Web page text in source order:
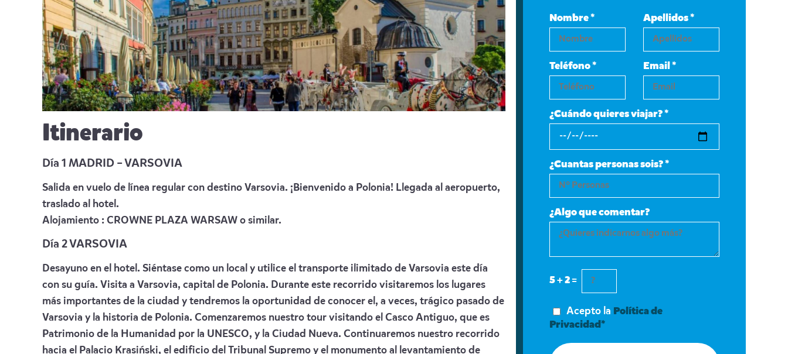
Itinerario
Día 1 MADRID – VARSOVIA
Salida en vuelo de línea regular con destino Varsovia. ¡Bienvenido a Polonia! Llegada al aeropuerto,
traslado al hotel.
Alojamiento : CROWNE PLAZA WARSAW o similar.
Día 2 VARSOVIA
Desayuno en el hotel. Siéntase como un local y utilice el transporte ilimitado de Varsovia este día
con su guía. Visita a Varsovia, capital de Polonia. Durante este recorrido visitaremos los lugares
más importantes de la ciudad y tendremos la oportunidad de conocer el, a veces, trágico pasado de
Varsovia y la historia de Polonia. Comenzaremos nuestro tour visitando el Casco Antiguo, que es
Patrimonio de la Humanidad por la UNESCO, y la Ciudad Nueva. Continuaremos nuestro recorrido
hacia el Palacio Krasiński, el edificio del Tribunal Supremo y el monumento al levantamiento de
Nombre * Apellidos *
Teléfono * Email *
¿Cuándo quieres viajar? *
¿Cuantas personas sois? *
¿Algo que comentar?
5 + 2 =
Acepto la Política de
Privacidad*